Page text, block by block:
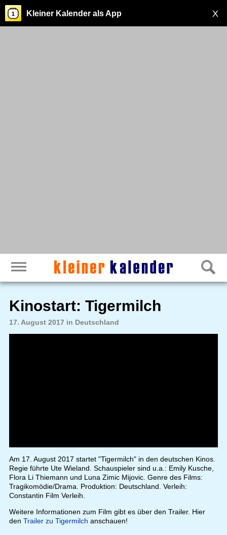
X
Kleiner Kalender als App
Kinostart: Tigermilch
17. August 2017 in Deutschland
Am 17. August 2017 startet "Tigermilch" in den deutschen Kinos.
Regie führte Ute Wieland. Schauspieler sind u.a.: Emily Kusche,
Flora Li Thiemann und Luna Zimic Mijovic. Genre des Films:
Tragikomödie/Drama. Produktion: Deutschland. Verleih:
Constantin Film Verleih.
Weitere Informationen zum Film gibt es über den Trailer. Hier
den Trailer zu Tigermilch anschauen!